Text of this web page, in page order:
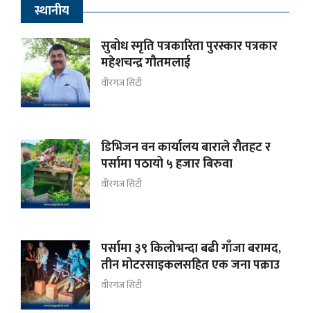
स्थानीय
सुबोध स्मृति पत्रकारिता पुरस्कार पत्रकार
महेशचन्द्र गौतमलाई
वीरगंज सिटी
डिभिजन वन कार्यालय बाराले रौतहट र
पर्सामा पठायो ५ हजार बिरुवा
वीरगंज सिटी
पर्सामा ३९ किलोभन्दा बढी गाँजा बरामद,
तीन मोटरसाइकलसहित एक जना पक्राउ
वीरगंज सिटी